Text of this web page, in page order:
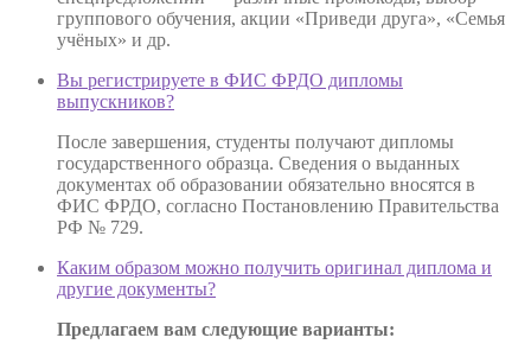
группового обучения, акции «Приведи друга», «Семья
учёных» и др.
Вы регистрируете в ФИС ФРДО дипломы
выпускников?
После завершения, студенты получают дипломы
государственного образца. Сведения о выданных
документах об образовании обязательно вносятся в
ФИС ФРДО, согласно Постановлению Правительства
РФ № 729.
Каким образом можно получить оригинал диплома и
другие документы?
Предлагаем вам следующие варианты: